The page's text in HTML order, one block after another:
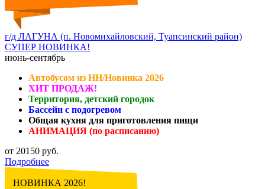
г/д ЛАГУНА (п. Новомихайловский, Туапсинский район)
СУПЕР НОВИНКА!
июнь-сентябрь
Автобусом из НН/Новинка 2026
ХИТ ПРОДАЖ!
Территория, детский городок
Бассейн с подогревом
Общая кухня для приготовления пищи
АНИМАЦИЯ (по расписанию)
от 20150 руб.
Подробнее
НОВИНКА 2026!